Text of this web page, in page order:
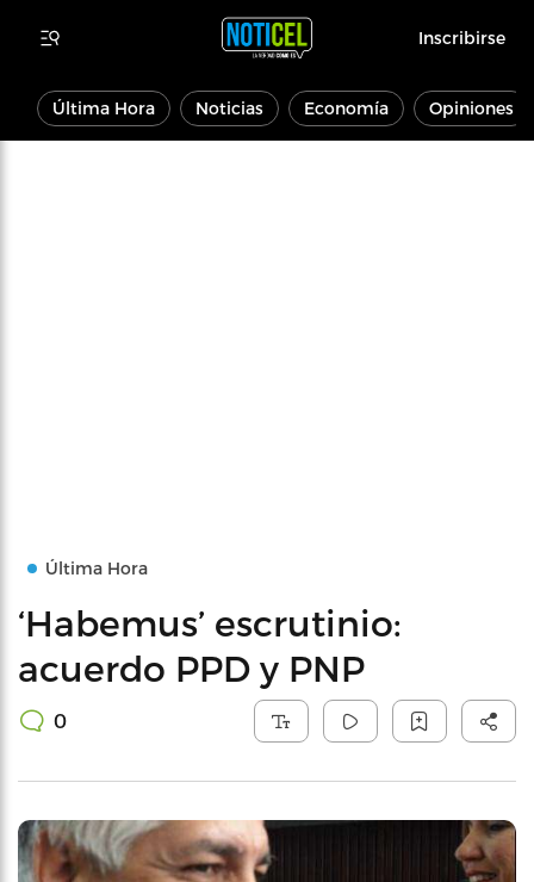
Inscribirse
Última Hora Noticias Economía Opiniones
Última Hora
‘Habemus’ escrutinio:
acuerdo PPD y PNP
0